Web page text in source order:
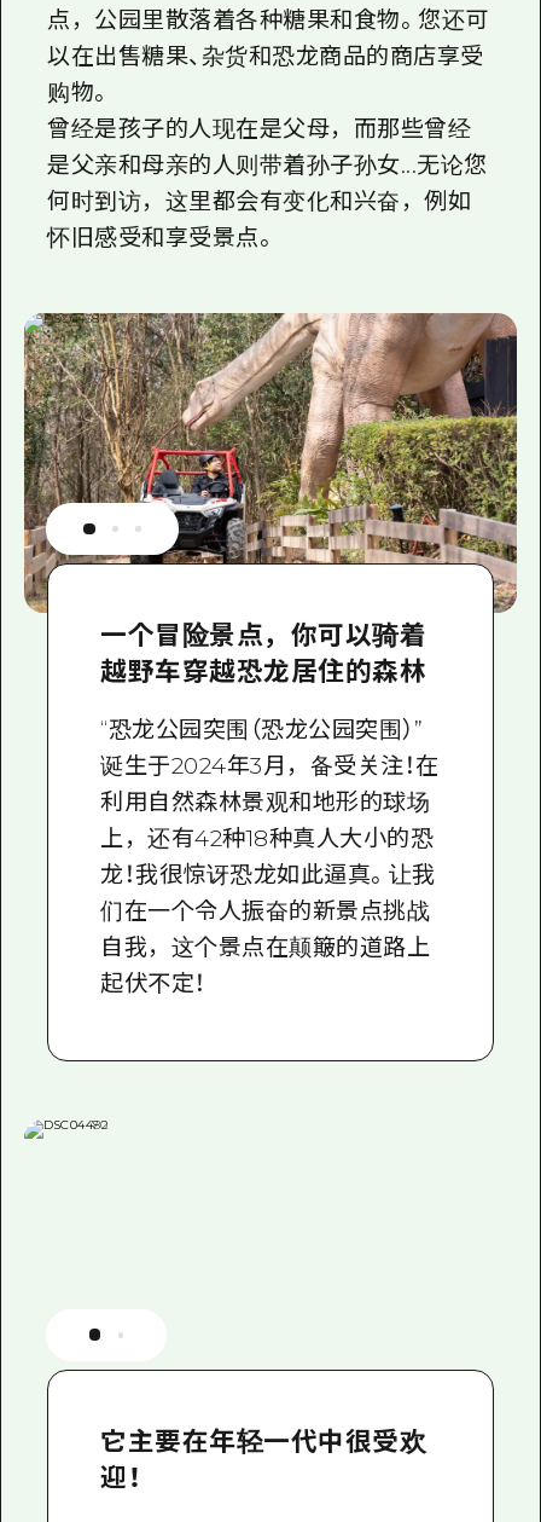
点，公园里散落着各种糖果和食物。您还可
以在出售糖果、杂货和恐龙商品的商店享受
购物。
曾经是孩子的人现在是父母，而那些曾经
是父亲和母亲的人则带着孙子孙女...无论您
何时到访，这里都会有变化和兴奋，例如
怀旧感受和享受景点。
一个冒险景点，你可以骑着
越野车穿越恐龙居住的森林
“恐龙公园突围（恐龙公园突围）”
诞生于2024年3月，备受关注！在
利用自然森林景观和地形的球场
上，还有42种18种真人大小的恐
龙！我很惊讶恐龙如此逼真。让我
们在一个令人振奋的新景点挑战
自我，这个景点在颠簸的道路上
起伏不定！
它主要在年轻一代中很受欢
迎！